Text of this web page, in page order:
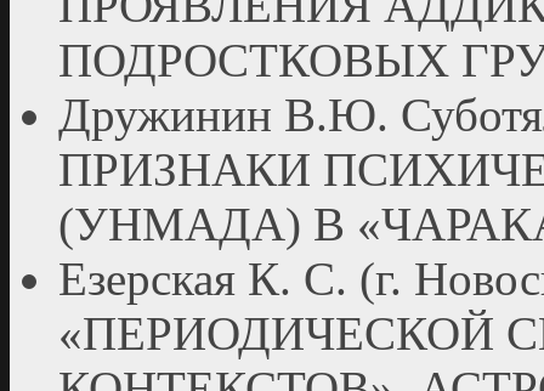
ПОДРОСТКОВЫХ
Дружинин В.Ю.
ПРИЗНАКИ
(УНМАДА) В
Езерская К. С. (г.
«ПЕРИОДИЧЕСКОЙ